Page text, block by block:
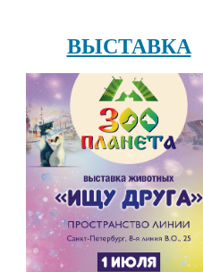
ВЫСТАВКА